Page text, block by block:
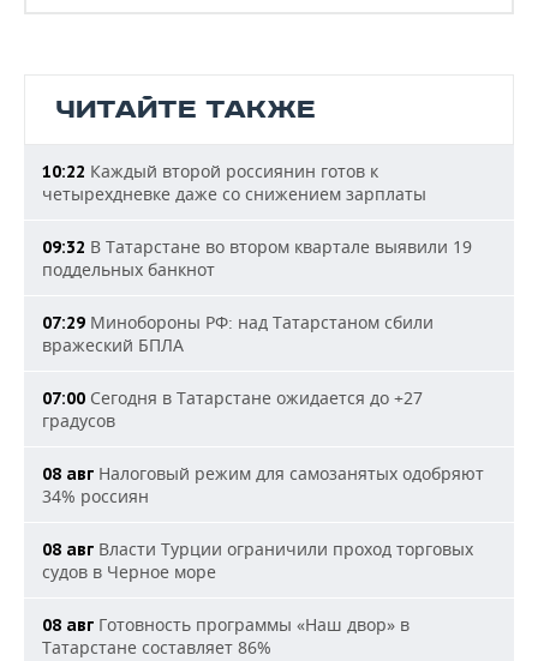
ЧИТАЙТЕ ТАКЖЕ
10:22 Каждый второй россиянин готов к
четырехдневке даже со снижением зарплаты
09:32 В Татарстане во втором квартале выявили 19
поддельных банкнот
07:29 Минобороны РФ: над Татарстаном сбили
вражеский БПЛА
07:00 Сегодня в Татарстане ожидается до +27
градусов
08 авг Налоговый режим для самозанятых одобряют
34% россиян
08 авг Власти Турции ограничили проход торговых
судов в Черное море
08 авг Готовность программы «Наш двор» в
Татарстане составляет 86%